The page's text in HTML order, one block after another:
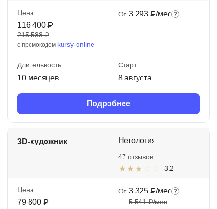
Цена
116 400 ₽
215 588 ₽
с промокодом kursy-online
От 3 293 ₽/мес
Длительность
10 месяцев
Старт
8 августа
Подробнее
3D-художник Нетология
3.2
47 отзывов
Цена
79 800 ₽
От 3 325 ₽/мес
5 541 ₽/мес
Акции и промокоды
Рейтинг онлайн-школ